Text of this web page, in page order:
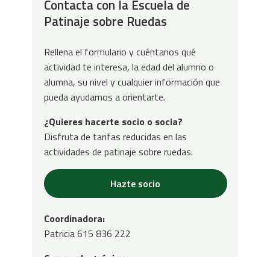
Contacta con la Escuela de
Patinaje sobre Ruedas
Rellena el formulario y cuéntanos qué
actividad te interesa, la edad del alumno o
alumna, su nivel y cualquier información que
pueda ayudarnos a orientarte.
¿Quieres hacerte socio o socia?
Disfruta de tarifas reducidas en las
actividades de patinaje sobre ruedas.
Hazte socio
Coordinadora:
Patricia 615 836 222